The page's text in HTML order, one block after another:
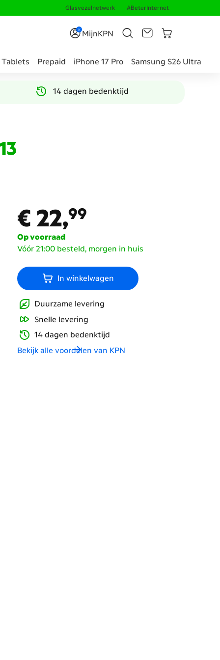
Glasvezelnetwerk #BeterInternet
MijnKPN
Tablets Prepaid iPhone 17 Pro
Samsung S26 Ultra
14 dagen bedenktijd
€ 22,
€ 22,99
99
Op voorraad
Vóór 21:00 besteld, morgen in huis
In winkelwagen
Duurzame levering
Snelle levering
14 dagen bedenktijd
Bekijk alle voordelen van KPN